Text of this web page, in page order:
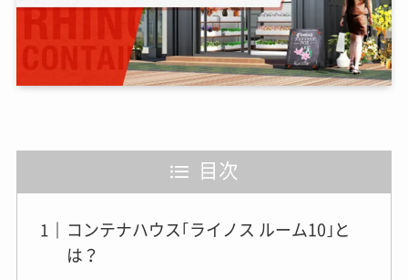
目次
コンテナハウス｢ライノス ルーム10｣と
は？